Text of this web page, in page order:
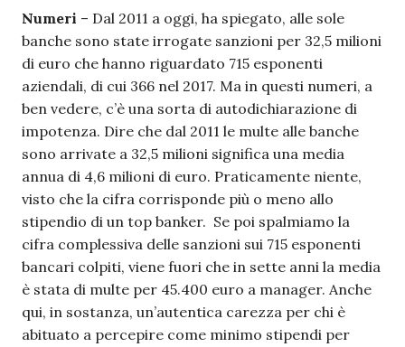
Numeri – Dal 2011 a oggi, ha spiegato, alle sole
banche sono state irrogate sanzioni per 32,5 milioni
di euro che hanno riguardato 715 esponenti
aziendali, di cui 366 nel 2017. Ma in questi numeri, a
ben vedere, c’è una sorta di autodichiarazione di
impotenza. Dire che dal 2011 le multe alle banche
sono arrivate a 32,5 milioni significa una media
annua di 4,6 milioni di euro. Praticamente niente,
visto che la cifra corrisponde più o meno allo
stipendio di un top banker. Se poi spalmiamo la
cifra complessiva delle sanzioni sui 715 esponenti
bancari colpiti, viene fuori che in sette anni la media
è stata di multe per 45.400 euro a manager. Anche
qui, in sostanza, un’autentica carezza per chi è
abituato a percepire come minimo stipendi per